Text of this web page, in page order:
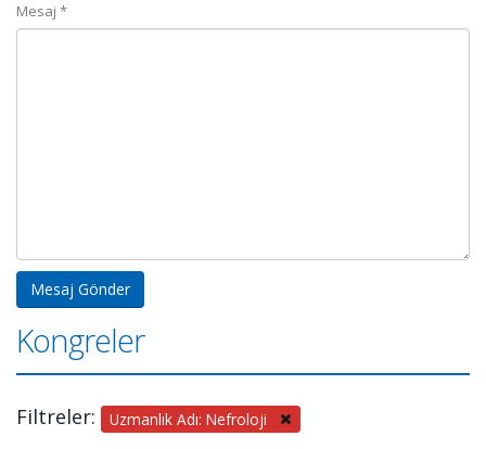
Mesaj *
Kongreler
Filtreler: Uzmanlık Adı: Nefroloji